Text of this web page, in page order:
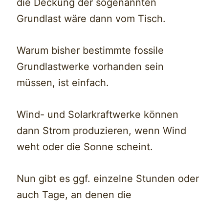
die Deckung der sogenannten
Grundlast wäre dann vom Tisch.
Warum bisher bestimmte fossile
Grundlastwerke vorhanden sein
müssen, ist einfach.
Wind- und Solarkraftwerke können
dann Strom produzieren, wenn Wind
weht oder die Sonne scheint.
Nun gibt es ggf. einzelne Stunden oder
auch Tage, an denen die